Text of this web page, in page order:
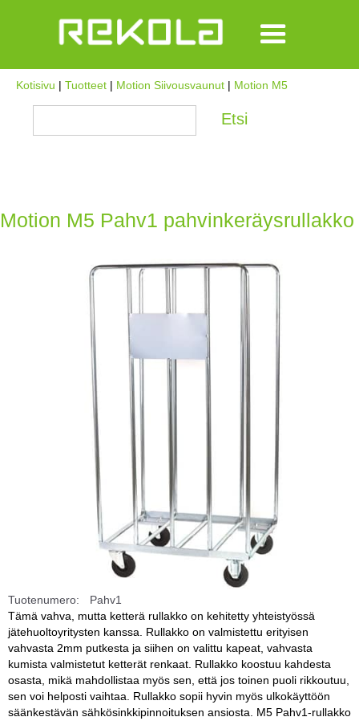
Kotisivu | Tuotteet | Motion Siivousvaunut | Motion M5
Motion M5 Pahv1 pahvinkeräysrullakko
Tuotenumero:
Pahv1
Tämä vahva, mutta ketterä rullakko on kehitetty yhteistyössä
jätehuoltoyritysten kanssa. Rullakko on valmistettu erityisen
vahvasta 2mm putkesta ja siihen on valittu kapeat, vahvasta
kumista valmistetut ketterät renkaat. Rullakko koostuu kahdesta
osasta, mikä mahdollistaa myös sen, että jos toinen puoli rikkoutuu,
sen voi helposti vaihtaa. Rullakko sopii hyvin myös ulkokäyttöön
säänkestävän sähkösinkkipinnoituksen ansiosta. M5 Pahv1-rullakko